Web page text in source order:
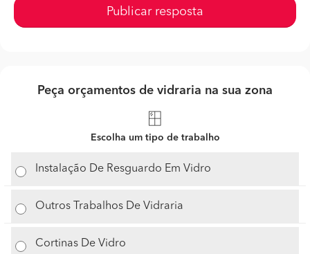
Publicar resposta
Peça orçamentos de vidraria na sua zona
Escolha um tipo de trabalho
Instalação De Resguardo Em Vidro
Outros Trabalhos De Vidraria
Cortinas De Vidro